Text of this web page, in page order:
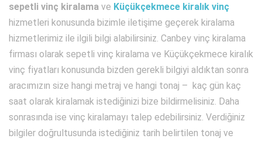
sepetli vinç kiralama ve Küçükçekmece kiralık vinç
hizmetleri konusunda bizimle iletişime geçerek kiralama
hizmetlerimiz ile ilgili bilgi alabilirsiniz. Canbey vinç kiralama
firması olarak sepetli vinç kiralama ve Küçükçekmece kiralık
vinç fiyatları konusunda bizden gerekli bilgiyi aldıktan sonra
aracımızın size hangi metraj ve hangi tonaj – kaç gün kaç
saat olarak kiralamak istediğinizi bize bildirmelisiniz. Daha
sonrasında ise vinç kiralamayı talep edebilirsiniz. Verdiğiniz
bilgiler doğrultusunda istediğiniz tarih belirtilen tonaj ve